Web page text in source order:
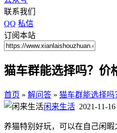
联系我们
QQ 私信
订阅本站
猫车群能选择吗？价
首页 » 解问答 » 猫车群能选择吗
闲来生活 2021-11-
养猫特别好玩，可以在自己闲暇